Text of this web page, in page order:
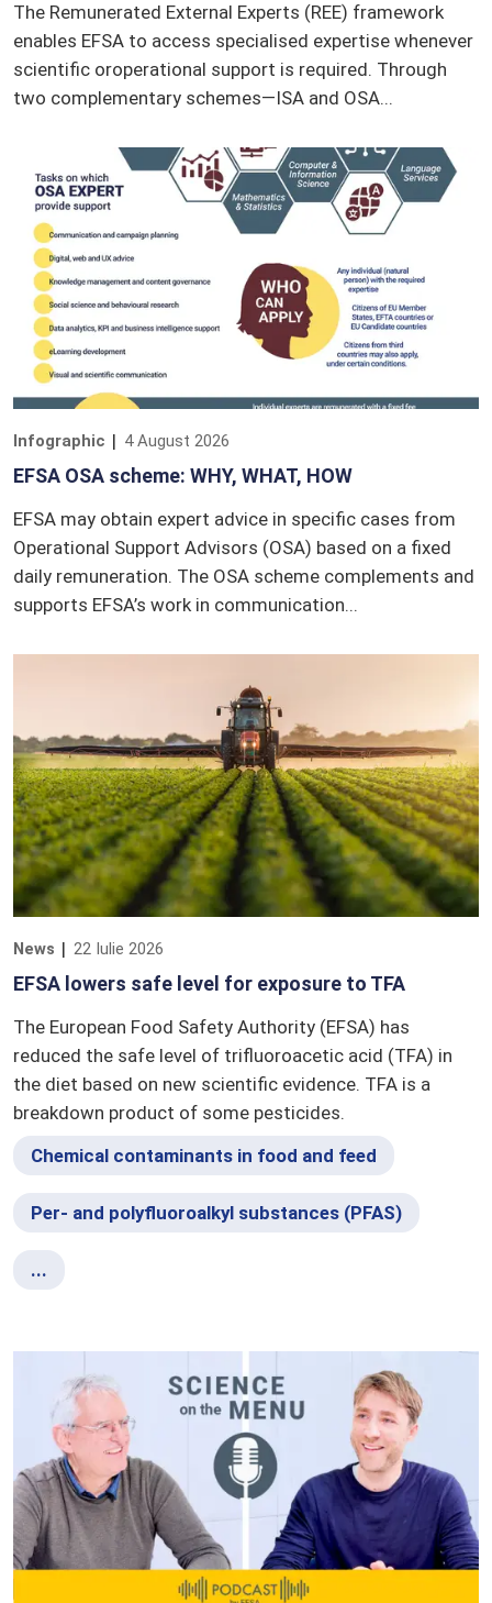
The Remunerated External Experts (REE) framework
enables EFSA to access specialised expertise whenever
scientific oroperational support is required. Through
two complementary schemes—ISA and OSA...
Infographic 4 August 2026
EFSA OSA scheme: WHY, WHAT, HOW
EFSA may obtain expert advice in specific cases from
Operational Support Advisors (OSA) based on a fixed
daily remuneration. The OSA scheme complements and
supports EFSA’s work in communication...
News 22 Iulie 2026
EFSA lowers safe level for exposure to TFA
The European Food Safety Authority (EFSA) has
reduced the safe level of trifluoroacetic acid (TFA) in
the diet based on new scientific evidence. TFA is a
breakdown product of some pesticides.
Chemical contaminants in food and feed
Per- and polyfluoroalkyl substances (PFAS)
...